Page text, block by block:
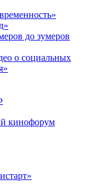
до зумеров
о социальных
кинофорум